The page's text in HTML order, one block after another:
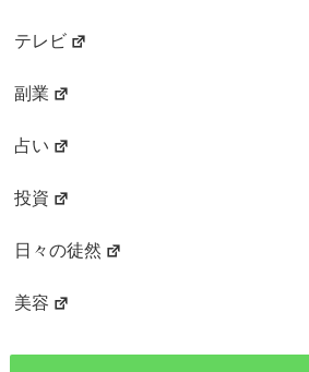
テレビ
副業
占い
投資
日々の徒然
美容